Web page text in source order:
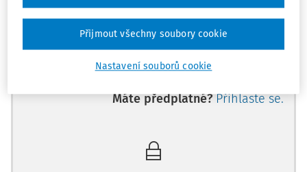
Překvapení to pro mě bylo veliké, protože mi nenaznačil
skládat dohromady, proč se na kon
Máte předplatné? Přihlaste se.
Nastavení souborů cookie
Přijmout všechny soubory cookie